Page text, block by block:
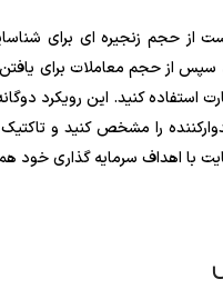
از حجم زنجیره ای برای
سپس از حجم معاملات برای
استفاده کنید. این رویکرد
را مشخص کنید و
با اهداف سرمایه گذاری خود